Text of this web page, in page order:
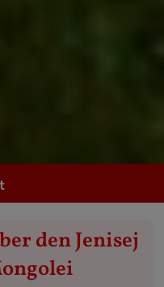
den Jenisej